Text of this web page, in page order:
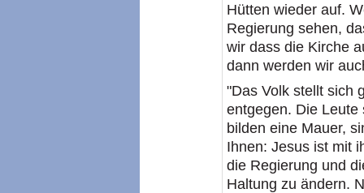
Hütten wieder auf.
Regierung sehen,
wir dass die Kirche
dann werden wir
"Das Volk stellt sich
entgegen. Die Leute
bilden eine Mauer,
Ihnen: Jesus ist mit
die Regierung und
Haltung zu ändern.